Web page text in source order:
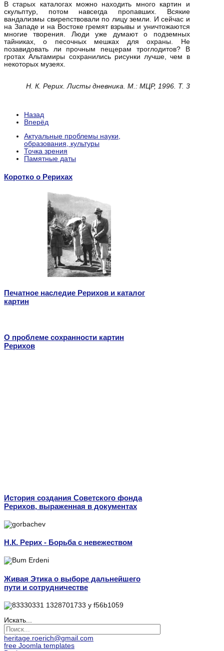
В старых каталогах можно находить много картин и
скульптур, потом навсегда пропавших. Всякие
вандализмы свирепствовали по лицу земли. И сейчас и
на Западе и на Востоке гремят взрывы и уничтожаются
многие творения. Люди уже думают о подземных
тайниках, о песочных мешках для охраны. Не
позавидовать ли прочным пещерам троглодитов? В
гротах Альтамиры сохранились рисунки лучше, чем в
некоторых музеях.
Н. К. Рерих. Листы дневника. М.: МЦР, 1996. Т. 3
Назад
Вперёд
Актуальные проблемы науки,
образования, культуры
Точка зрения
Памятные даты
Коротко о Рерихах
Печатное наследие Рерихов и каталог
картин
О проблеме сохранности картин
Рерихов
История создания Советского фонда
Рерихов, выраженная в документах
Н.К. Рерих - Борьба с невежеством
Живая Этика о выборе дальнейшего
пути и сотрудничестве
Искать...
heritage.roerich@gmail.com
free Joomla templates